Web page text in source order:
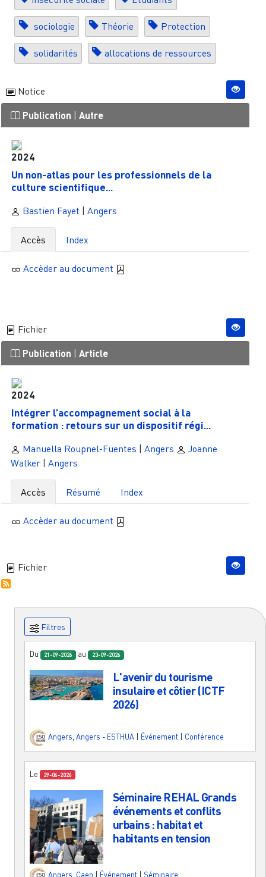
sociologie Théorie Protection
solidarités allocations de ressources
Notice
Publication Autre
2024
Un non-atlas pour les professionnels de la
culture scientifique...
Bastien Fayet | Angers
Accès Index
Accèder au document
Fichier
Publication Article
2024
Intégrer l’accompagnement social à la
formation : retours sur un dispositif régi...
Manuella Roupnel-Fuentes | Angers
Joanne
Walker| Angers
Accès Résumé Index
Accèder au document
Fichier
Filtres
Du 21-09-2026 au 23-09-2026
L'avenir du tourisme
insulaire et côtier (ICTF
2026)
Angers Angers - ESTHUA Événement Conférence
Le 29-06-2026
Séminaire REHAL Grands
événements et conflits
urbains : habitat et
habitants en tension
Angers Caen Événement Séminaire